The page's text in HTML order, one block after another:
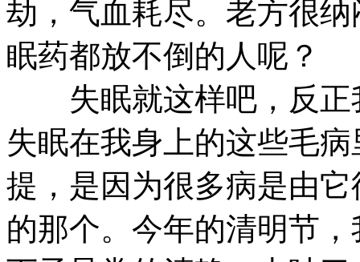
劫，气血耗尽。老方很
眠药都放不倒的人呢？
失眠就这样吧，反正
失眠在我身上的这些毛
提，是因为很多病是由
的那个。今年的清明节